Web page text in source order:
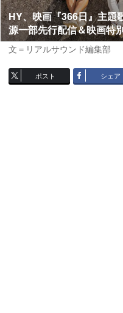
HY、映画『366日』主
源一部先行配信＆映画特
文＝リアルサウンド編集部
ポスト シェア